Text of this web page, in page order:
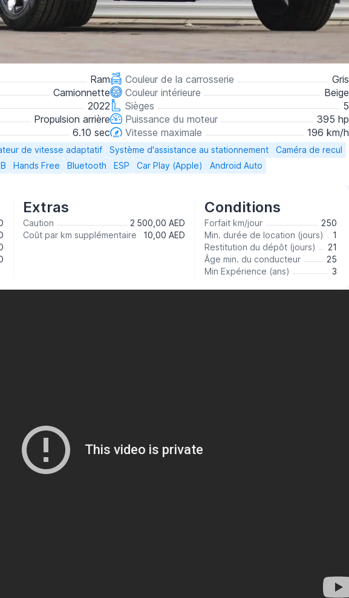
Ram
Camionnette
2022
Propulsion arrière
6.10 sec
Couleur de la carrosserie
Gris
Couleur intérieure
Beige
Sièges
5
Puissance du moteur
395 hp
Vitesse maximale
196 km/h
de vitesse adaptatif Système d'assistance au stationnement
Caméra de recul
Hands Free Bluetooth ESP Car Play (Apple) Android Auto
Extras
Caution
2 500,00 AED
Coût par km supplémentaire
10,00 AED
Conditions
Forfait km/jour
250
Min. durée de location (jours)
1
Restitution du dépôt (jours)
21
Âge min. du conducteur
25
Min Expérience (ans)
3